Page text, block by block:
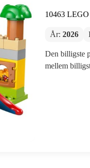
10463
År: 2026
Den billigste
mellem